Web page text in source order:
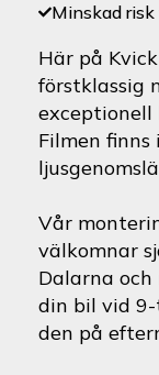
Minskad
Här på
förstklassig
Filmen finns
Vår
välkomnar
Dalarna
din bil vid
den på